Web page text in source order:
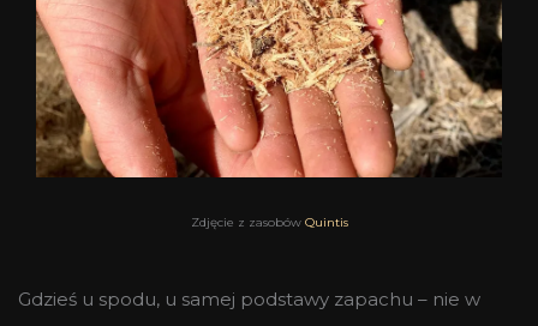
Zdjęcie z zasobów Quintis
Gdzieś u spodu, u samej podstawy zapachu – nie w